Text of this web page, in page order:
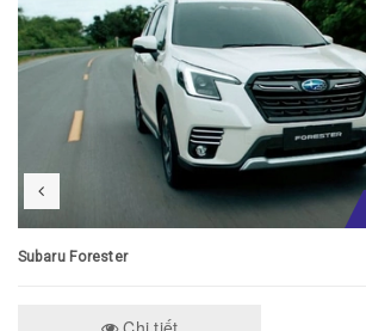
Subaru Forester